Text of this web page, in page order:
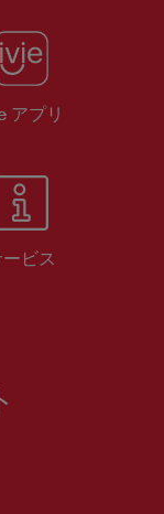
アプリ
ビス